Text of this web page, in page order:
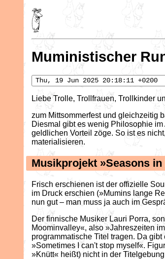
Muministischer
Thu, 19 Jun 2025 20:18:11 +0200
Liebe Trolle, Trollfrauen, Trollkinder
zum Mittsommerfest und gleichzeitig
Diesmal gibt es wenig Philosophie
geldlichen Vorteil zöge. So ist es
materialisieren.
Musikprojekt »Seasons
Frisch erschienen ist der offizielle
im Druck erschien (»Mumins lange
nun gut – man muss ja auch im
Der finnische Musiker Lauri Porra,
Moominvalley«, also »Jahreszeiten
programmatische Titel tragen. Da
»Sometimes I can't stop myself«.
»Knütt« heißt) nicht in der